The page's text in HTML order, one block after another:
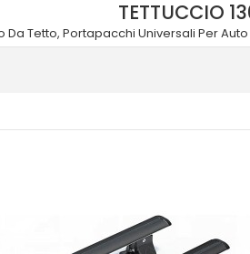
TETTUCCIO
Da Tetto, Portapacchi Universali Per